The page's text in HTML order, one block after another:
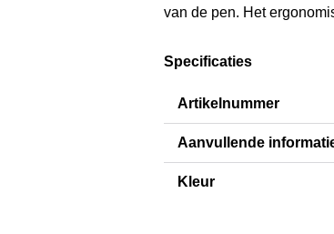
van de pen. Het
Specificaties
Artikelnummer
Aanvullende
Kleur